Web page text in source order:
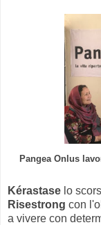
Pangea Onlus
Kérastase lo
Risestrong con
a vivere con